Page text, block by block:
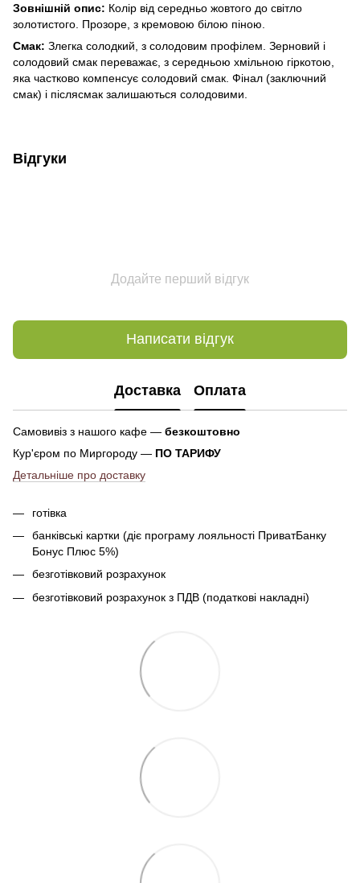
Зовнішній опис: Колір від середньо жовтого до світло
золотистого. Прозоре, з кремовою білою піною.
Смак: Злегка солодкий, з солодовим профілем. Зерновий і
солодовий смак переважає, з середньою хмільною гіркотою,
яка частково компенсує солодовий смак. Фінал (заключний
смак) і післясмак залишаються солодовими.
Відгуки
Додайте перший відгук
Написати відгук
Доставка Оплата
Самовивіз з нашого кафе — безкоштовно
Кур'єром по Миргороду — ПО ТАРИФУ
Детальніше про доставку
готівка
банківські картки (діє програму лояльності ПриватБанку
Бонус Плюс 5%)
безготівковий розрахунок
безготівковий розрахунок з ПДВ (податкові накладні)